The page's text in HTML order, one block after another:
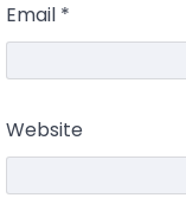
Email *
Website